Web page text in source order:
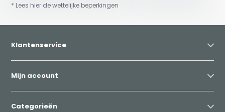
* Lees hier de wettelijke beperkingen
Klantenservice
Mijn account
Categorieën